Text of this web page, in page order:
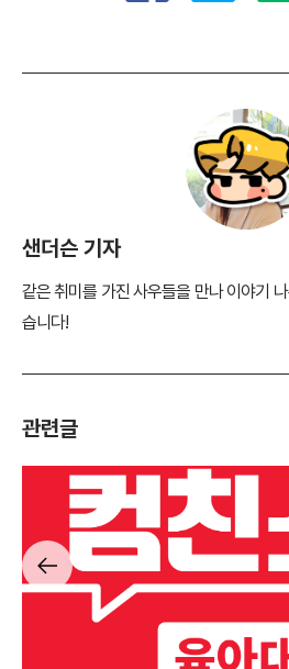
샌더슨 기자
같은 취미를 가진 사우들을 만나 이야기
습니다!
관련글